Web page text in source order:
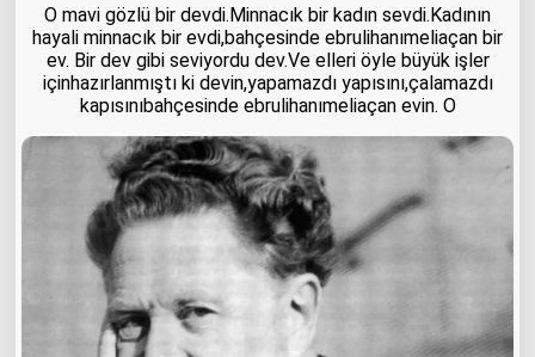
O mavi gözlü bir devdi.Minnacık bir kadın sevdi.Kadının
hayali minnacık bir evdi,bahçesinde ebrulihanımeliaçan bir
ev. Bir dev gibi seviyordu dev.Ve elleri öyle büyük işler
içinhazırlanmıştı ki devin,yapamazdı yapısını,çalamazdı
kapısınıbahçesinde ebrulihanımeliaçan evin. O